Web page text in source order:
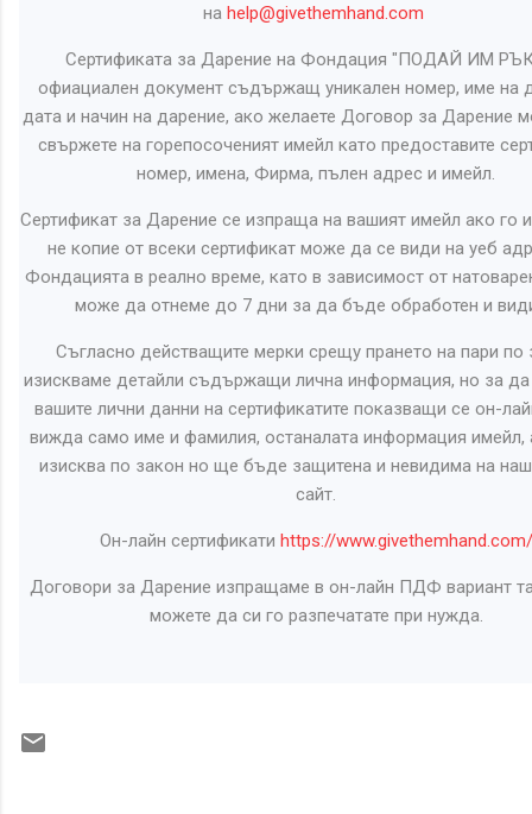
на help@givethemhand.com
Сертификата за Дарение на Фондация "ПОДАЙ ИМ
офиациален документ съдържащ уникален номер, име на
дата и начин на дарение, ако желаете Договор за Дарение
свържете на горепосоченият имейл като предоставите
номер, имена, Фирма, пълен адрес и имейл.
Сертификат за Дарение се изпраща на вашият имейл ако го
не копие от всеки сертификат може да се види на уеб
Фондацията в реално време, като в зависимост от
може да отнеме до 7 дни за да бъде обработен и
Съгласно действащите мерки срещу прането на пари по
изискваме детайли съдържащи лична информация, но за
вашите лични данни на сертификатите показващи се он-
вижда само име и фамилия, останалата информация имейл,
изисква по закон но ще бъде защитена и невидима на
сайт.
Он-лайн сертификати https://www.givethemhand.com/
Договори за Дарение изпращаме в он-лайн ПДФ вариант
можете да си го разпечатате при нужда.